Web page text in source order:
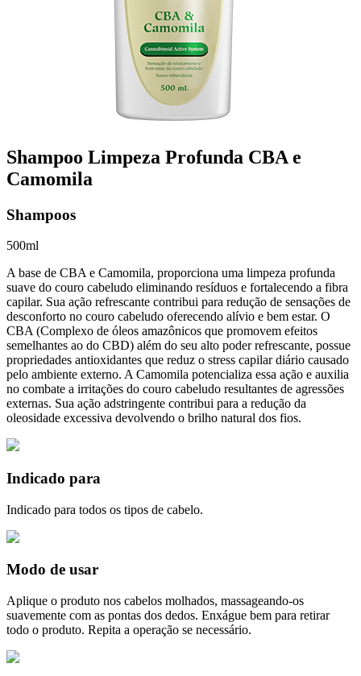
Shampoo Limpeza Profunda CBA e
Camomila
Shampoos
500ml
A base de CBA e Camomila, proporciona uma limpeza profunda
suave do couro cabeludo eliminando resíduos e fortalecendo a fibra
capilar. Sua ação refrescante contribui para redução de sensações de
desconforto no couro cabeludo oferecendo alívio e bem estar. O
CBA (Complexo de óleos amazônicos que promovem efeitos
semelhantes ao do CBD) além do seu alto poder refrescante, possue
propriedades antioxidantes que reduz o stress capilar diário causado
pelo ambiente externo. A Camomila potencializa essa ação e auxilia
no combate a irritações do couro cabeludo resultantes de agressões
externas. Sua ação adstringente contribui para a redução da
oleosidade excessiva devolvendo o brilho natural dos fios.
Indicado para
Indicado para todos os tipos de cabelo.
Modo de usar
Aplique o produto nos cabelos molhados, massageando-os
suavemente com as pontas dos dedos. Enxágue bem para retirar
todo o produto. Repita a operação se necessário.